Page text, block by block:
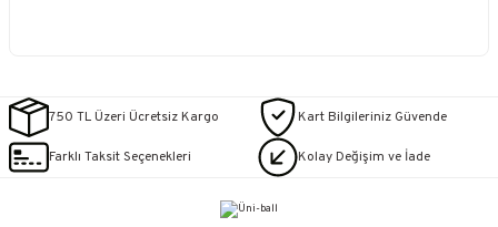
750 TL Üzeri Ücretsiz Kargo Kart Bilgileriniz Güvende
Farklı Taksit Seçenekleri Kolay Değişim ve İade